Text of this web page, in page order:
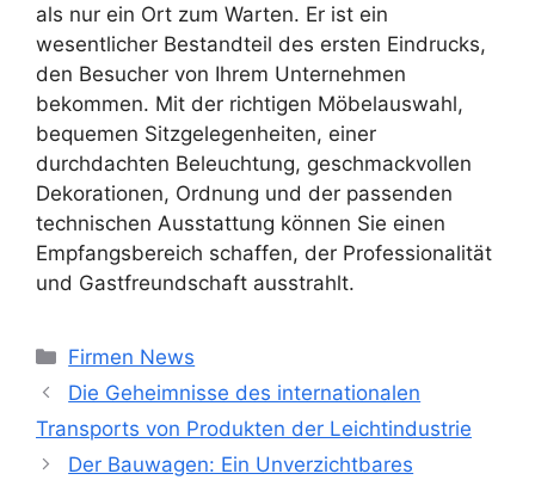
als nur ein Ort zum Warten. Er ist ein
wesentlicher Bestandteil des ersten Eindrucks,
den Besucher von Ihrem Unternehmen
bekommen. Mit der richtigen Möbelauswahl,
bequemen Sitzgelegenheiten, einer
durchdachten Beleuchtung, geschmackvollen
Dekorationen, Ordnung und der passenden
technischen Ausstattung können Sie einen
Empfangsbereich schaffen, der Professionalität
und Gastfreundschaft ausstrahlt.
Kategorien
Firmen News
Die Geheimnisse des internationalen
Transports von Produkten der Leichtindustrie
Der Bauwagen: Ein Unverzichtbares